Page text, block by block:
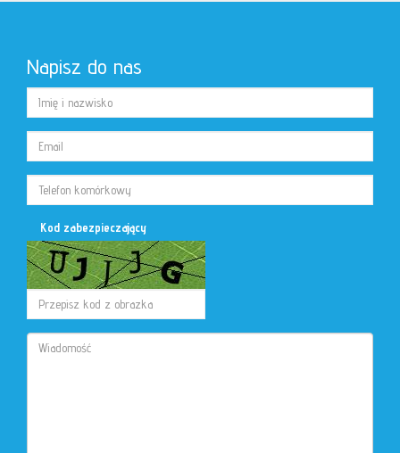
Napisz do nas
Kod zabezpieczający